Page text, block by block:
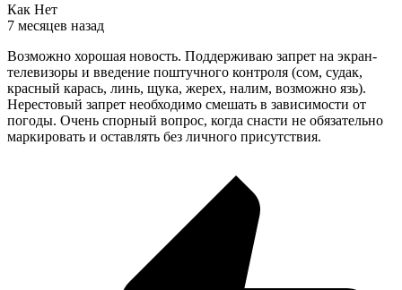
Как Нет
7 месяцев назад
Возможно хорошая новость. Поддерживаю запрет на экран-
телевизоры и введение поштучного контроля (сом, судак,
красный карась, линь, щука, жерех, налим, возможно язь).
Нерестовый запрет необходимо смешать в зависимости от
погоды. Очень спорный вопрос, когда снасти не обязательно
маркировать и оставлять без личного присутствия.